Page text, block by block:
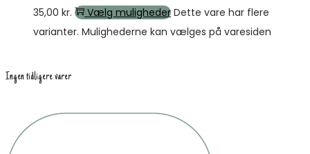
35,00 kr. Vælg muligheder Dette vare har flere
varianter. Mulighederne kan vælges på varesiden
Ingen tidligere varer